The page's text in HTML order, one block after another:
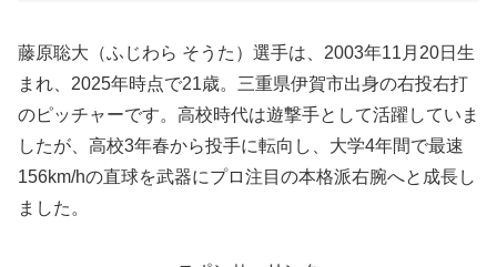
藤原聡大（ふじわら そうた）選手は、2003年11月20日生
まれ、2025年時点で21歳。三重県伊賀市出身の右投右打
のピッチャーです。高校時代は遊撃手として活躍していま
したが、高校3年春から投手に転向し、大学4年間で最速
156km/hの直球を武器にプロ注目の本格派右腕へと成長し
ました。